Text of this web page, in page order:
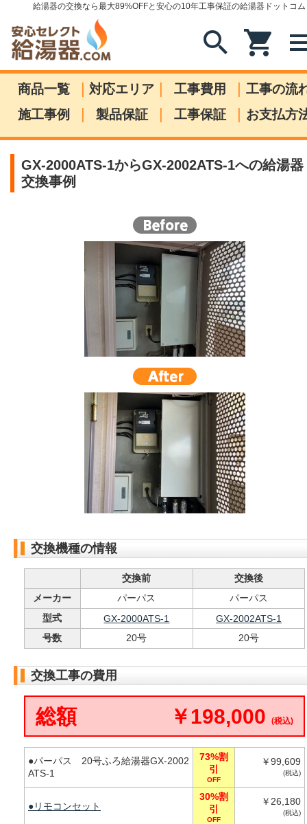
給湯器の交換なら最大89%OFFと安心の10年工事保証の給湯器ドットコム
search shopping_cart
商品一覧 | 対応エリア | 工事費用 | 工事の流
施工事例
| 製品保証 | 工事保証 | お支払方
GX-2000ATS-1からGX-2002ATS-1への給湯器
交換事例
交換機種の情報
交換前
交換後
メーカー
パーパス
パーパス
型式
GX-2000ATS-1
GX-2002ATS-1
号数
20号 20号
交換工事の費用
総額 ￥198,000 (税込)
●パーパス 20号ふろ給湯器GX-2002
ATS-1
73%割
引
OFF
￥99,609
(税込)
●リモコンセット
30%割
引
OFF
￥26,180
(税込)